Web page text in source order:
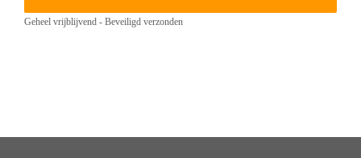
Geheel vrijblijvend - Beveiligd verzonden